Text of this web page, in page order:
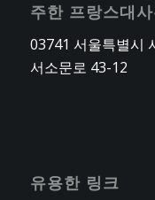
주한 프랑스대
03741 서울특별시
서소문로 43-12
유용한 링크